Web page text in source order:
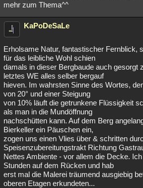
mehr zum Thema^^
KaPoDeSaLe
Erholsame Natur, fantastischer Fernblick,
für das leibliche Wohl schien
damals in dieser Bergbaude auch gesorgt
letztes WE alles selber bergauf
hieven. Im wahrsten Sinne des Wortes,
von 20° und einer Steigung
von 10% läuft die getrunkene Flüssigkeit
als man in die Mundöffnung
nachschütten kann. Auf dem Berg
Bierkeller ein Päuschen ein,
zogen uns einen Vlies über & schritten
Speisenzubereitungstrakt Richtung
Nettes Ambiente - vor allem die Decke.
Stunden auf dem Rücken und hab
erst mal die Malerei träumend ausgiebig
oberen Etagen erkundeten...